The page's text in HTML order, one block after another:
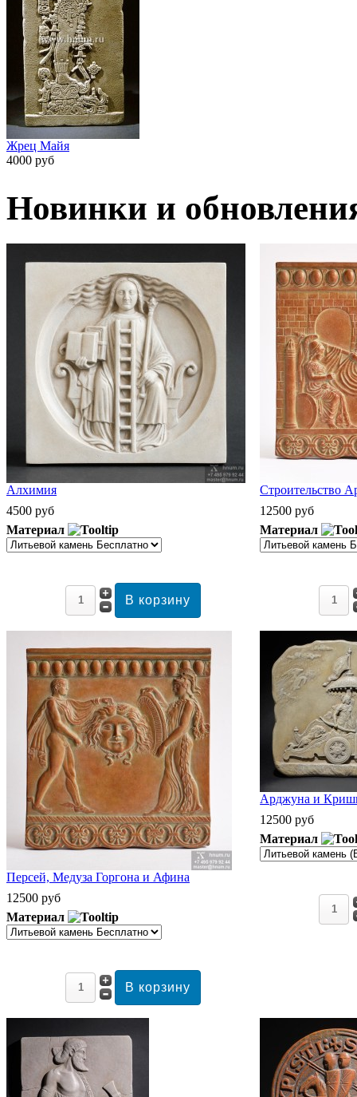
Жрец Майя
4000 руб
Новинки и
Алхимия
4500 руб
Материал
Строительство
12500 руб
Материал
Персей, Медуза Горгона и Афина
12500 руб
Материал
Арджуна и
12500 руб
Материал